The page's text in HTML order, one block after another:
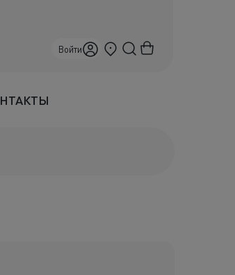
Войти Севастополь